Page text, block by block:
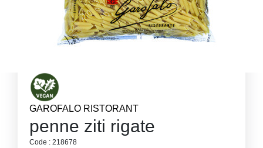
GAROFALO RISTORANT
penne ziti rigate
Code : 218678